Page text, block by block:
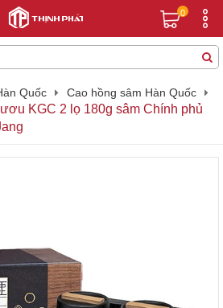
0
Quốc Cao hồng sâm Hàn Quốc
KGC 2 lọ 180g sâm Chính phủ